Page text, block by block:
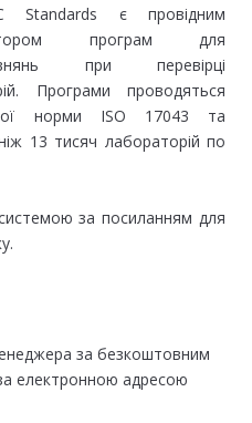
Standards є провідним
програм для
при перевірці
Програми проводяться
норми ISO 17043 та
13 тисяч лабораторій по
за посиланням для
за безкоштовним
електронною адресою